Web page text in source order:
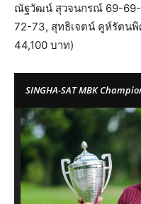
ณัฐวัฒน์ สุวจนกรณ์ 69-69-
72-73, สุทธิเจตน์ คูห์รัตนพิ
44,100 บาท)
SINGHA-SAT MBK